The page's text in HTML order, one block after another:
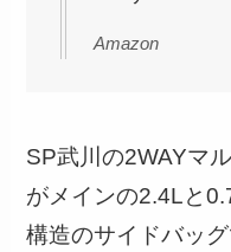
Amazon
SP武川の2WAYマ
がメインの2.4Lと
構造のサイドバッグ